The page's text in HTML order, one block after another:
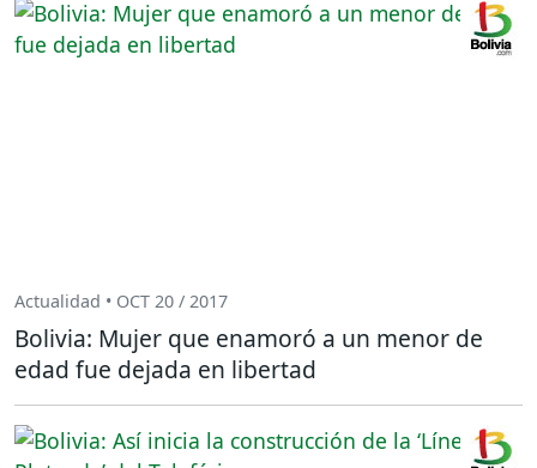
Actualidad • OCT 20 / 2017
Bolivia: Mujer que enamoró a un menor de
edad fue dejada en libertad